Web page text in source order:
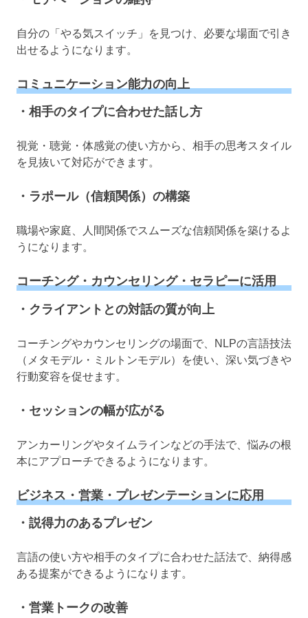
自分の「やる気スイッチ」を見つけ、必要な場面で引き
出せるようになります。
コミュニケーション能力の向上
・相手のタイプに合わせた話し方
視覚・聴覚・体感覚の使い方から、相手の思考スタイル
を見抜いて対応ができます。
・ラポール（信頼関係）の構築
職場や家庭、人間関係でスムーズな信頼関係を築けるよ
うになります。
コーチング・カウンセリング・セラピーに活用
・クライアントとの対話の質が向上
コーチングやカウンセリングの場面で、NLPの言語技法
（メタモデル・ミルトンモデル）を使い、深い気づきや
行動変容を促せます。
・セッションの幅が広がる
アンカーリングやタイムラインなどの手法で、悩みの根
本にアプローチできるようになります。
ビジネス・営業・プレゼンテーションに応用
・説得力のあるプレゼン
言語の使い方や相手のタイプに合わせた話法で、納得感
ある提案ができるようになります。
・営業トークの改善